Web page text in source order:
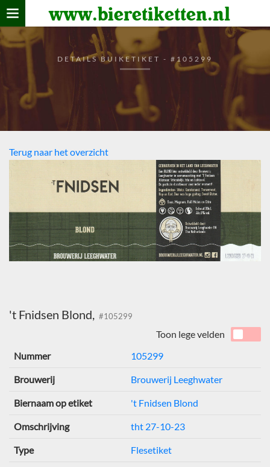
www.bieretiketten.nl
Home
verzamelen
De bierkaart
Bezoekers
DETAILS BUIKETIKET - #105299
Terug naar het overzicht
't Fnidsen Blond, #105299
Toon lege velden
Nummer
105299
Brouwerij Brouwerij Leeghwater
Biernaam op etiket 't Fnidsen Blond
Omschrijving tht 27-10-23
Type Flesetiket